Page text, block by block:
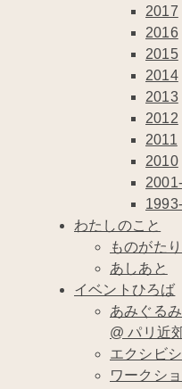
2017
2016
2015
2014
2013
2012
2011
2010
わたしのこと
ものがたり
あしあと
イベントひろば
あみぐる
@ パリ近
エクシビ
ワークシ